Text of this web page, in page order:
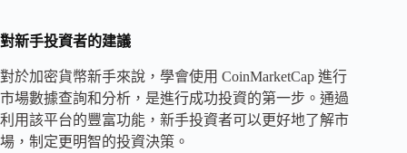
對新手投資者的建議
對於加密貨幣新手來說，學會使用 CoinMarketCap 進行
市場數據查詢和分析，是進行成功投資的第一步。通過
利用該平台的豐富功能，新手投資者可以更好地了解市
場，制定更明智的投資決策。